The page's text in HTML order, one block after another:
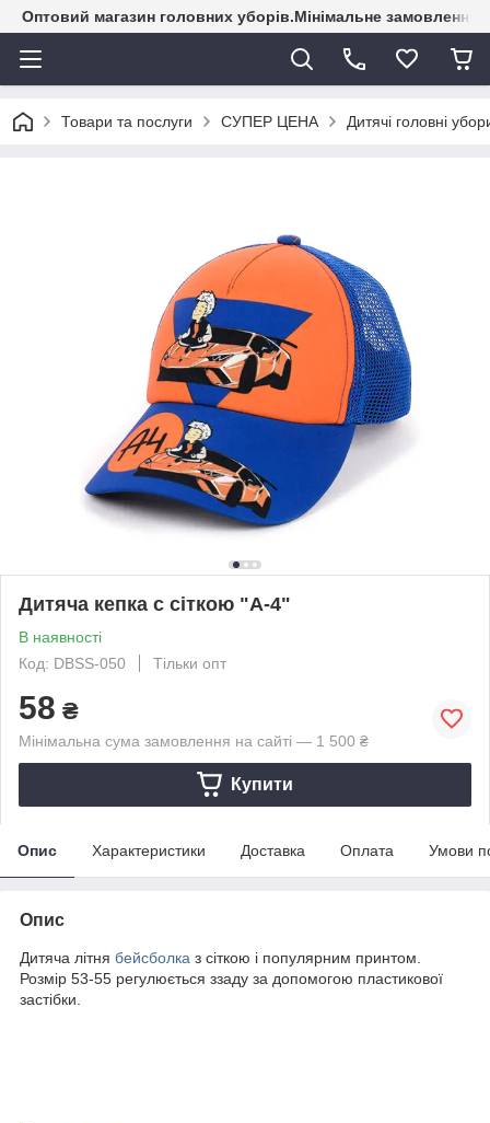
Оптовий магазин головних уборів.Мінімальне замовлення
Товари та послуги СУПЕР ЦЕНА Дитячі головні
Дитяча кепка c сіткою "А-4"
В наявності
Код: DBSS-050
Тільки опт
58 ₴
Мінімальна сума замовлення на сайті — 1 500 ₴
Купити
Опис Характеристики Доставка Оплата Умови
Опис
Дитяча літня бейсболка з сіткою і популярним принтом.
Розмір 53-55 регулюється ззаду за допомогою пластикової
застібки.